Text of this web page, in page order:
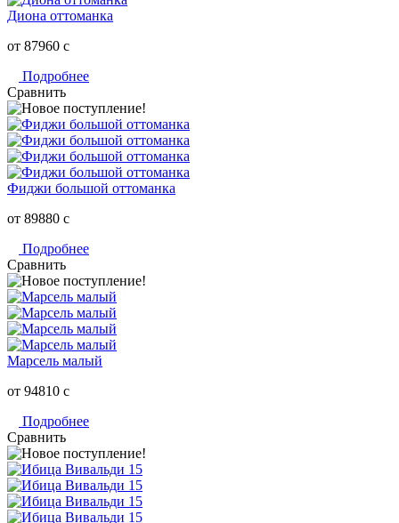
Диона оттоманка
от 87960 c
Подробнее
Сравнить
Фиджи большой оттоманка
от 89880 c
Подробнее
Сравнить
Марсель малый
от 94810 c
Подробнее
Сравнить